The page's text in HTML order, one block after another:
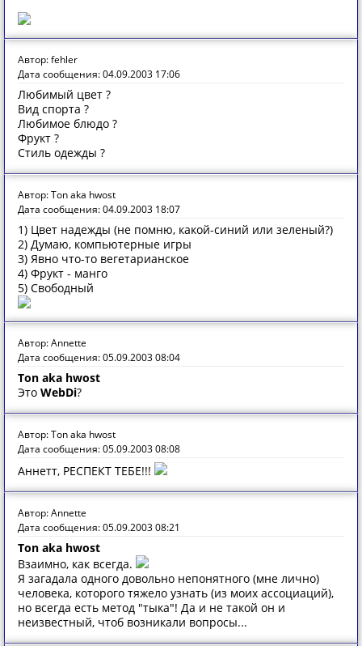
Автор: fehler
Дата сообщения: 04.09.2003 17:06
Любимый цвет ?
Вид спорта ?
Любимое блюдо ?
Фрукт ?
Стиль одежды ?
Автор: Ton aka hwost
Дата сообщения: 04.09.2003 18:07
1) Цвет надежды (не помню, какой-синий или зеленый?)
2) Думаю, компьютерные игры
3) Явно что-то вегетарианское
4) Фрукт - манго
5) Свободный
Автор: Annette
Дата сообщения: 05.09.2003 08:04
Ton aka hwost
Это WebDi?
Автор: Ton aka hwost
Дата сообщения: 05.09.2003 08:08
Аннетт, РЕСПЕКТ ТЕБЕ!!!
Автор: Annette
Дата сообщения: 05.09.2003 08:21
Ton aka hwost
Взаимно, как всегда.
Я загадала одного довольно непонятного (мне лично)
человека, которого тяжело узнать (из моих ассоциаций),
но всегда есть метод "тыка"! Да и не такой он и
неизвестный, чтоб возникали вопросы...